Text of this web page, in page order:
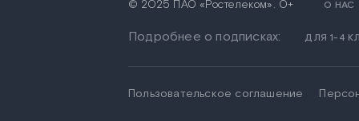
© 2025 ПАО «Ростелеком». 0+ О НАС
Подробнее о подписках: ДЛЯ 1-4
Пользовательское соглашение